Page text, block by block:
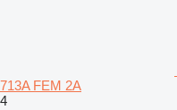
713A FEM 2A
4